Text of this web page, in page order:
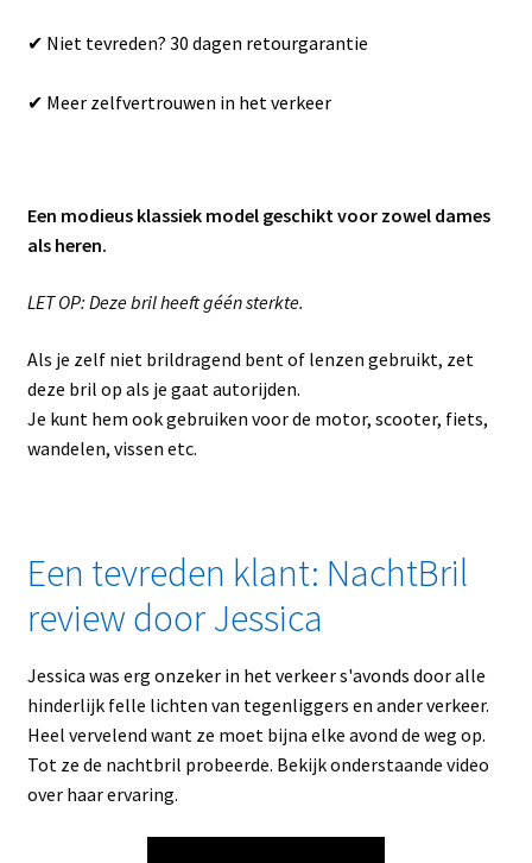
✔ Niet tevreden? 30 dagen retourgarantie
✔ Meer zelfvertrouwen in het verkeer
Een modieus klassiek model geschikt voor zowel dames
als heren.
LET OP: Deze bril heeft géén sterkte.
Als je zelf niet brildragend bent of lenzen gebruikt, zet
deze bril op als je gaat autorijden.
Je kunt hem ook gebruiken voor de motor, scooter, fiets,
wandelen, vissen etc.
Een tevreden klant: NachtBril
review door Jessica
Jessica was erg onzeker in het verkeer s'avonds door alle
hinderlijk felle lichten van tegenliggers en ander verkeer.
Heel vervelend want ze moet bijna elke avond de weg op.
Tot ze de nachtbril probeerde. Bekijk onderstaande video
over haar ervaring.